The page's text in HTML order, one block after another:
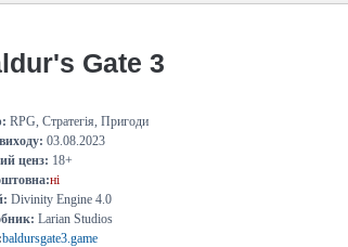
Gate 3
RPG, Стратегія, Пригоди
03.08.2023
ценз: 18+
ні
Divinity Engine 4.0
Larian Studios
baldursgate3.game